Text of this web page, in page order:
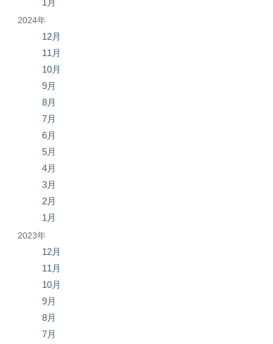
1月
2024年
12月
11月
10月
9月
8月
7月
6月
5月
4月
3月
2月
1月
2023年
12月
11月
10月
9月
8月
7月